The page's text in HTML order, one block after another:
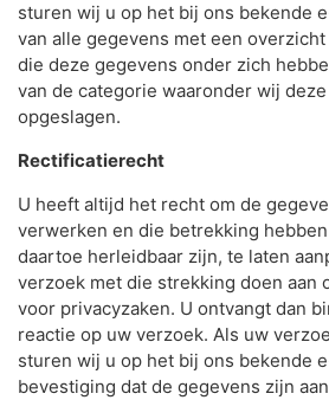
sturen wij u op het bij ons bekende
van alle gegevens met een
die deze gegevens onder zich
van de categorie waaronder wij
opgeslagen.
Rectificatierecht
U heeft altijd het recht om de
verwerken en die betrekking
daartoe herleidbaar zijn, te laten
verzoek met die strekking doen aan
voor privacyzaken. U ontvangt dan
reactie op uw verzoek. Als uw
sturen wij u op het bij ons bekende
bevestiging dat de gegevens zijn